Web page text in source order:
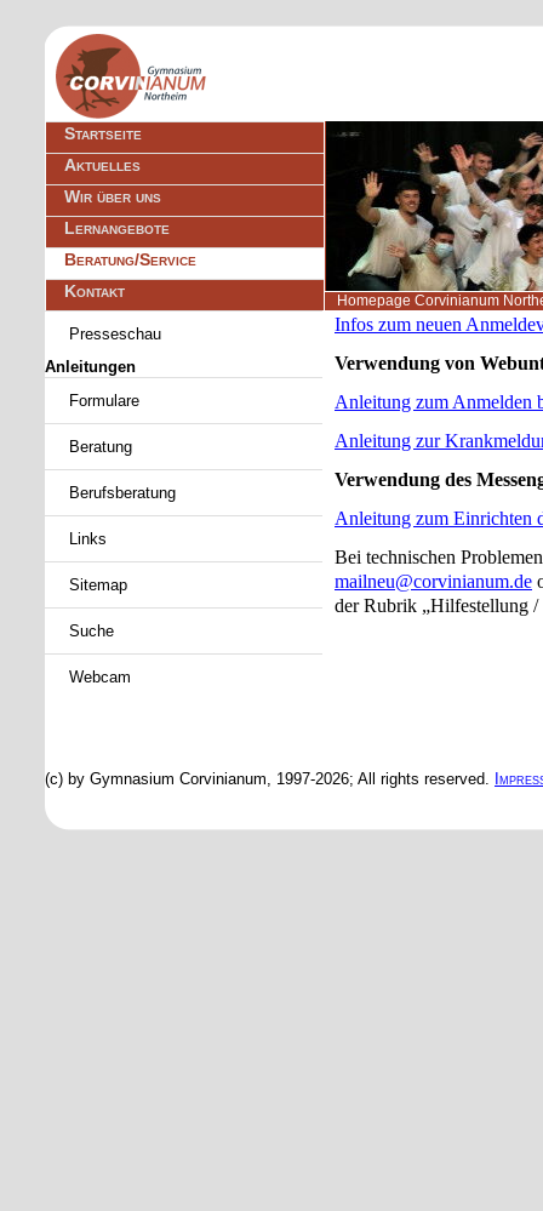
Navigation
überspringen
Startseite
Aktuelles
Wir über uns
Lernangebote
Beratung/Service
Kontakt
Homepage Corvinianum
Infos zum neuen
Verwendung von
Anleitung zum Anmelden
Anleitung zur
Verwendung des
Anleitung zum Einrichten
Bei technischen
mailneu@corvinianum.de
der Rubrik „Hilfestellung
überspringen
Presseschau
Anleitungen
Formulare
Beratung
Berufsberatung
Links
Sitemap
Suche
Webcam
(c) by Gymnasium Corvinianum, 1997-2026; All rights reserved.